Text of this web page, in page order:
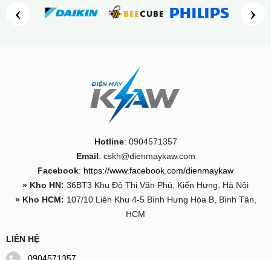
‹ ›
Hotline: 0904571357
Email: cskh@dienmaykaw.com
Facebook: https://www.facebook.com/dienmaykaw
» Kho HN: 36BT3 Khu Đô Thị Văn Phú, Kiến Hưng, Hà Nội
» Kho HCM: 107/10 Liên Khu 4-5 Bình Hưng Hòa B, Bình Tân,
HCM
LIÊN HỆ